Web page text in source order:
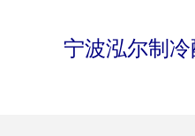
宁波泓尔制